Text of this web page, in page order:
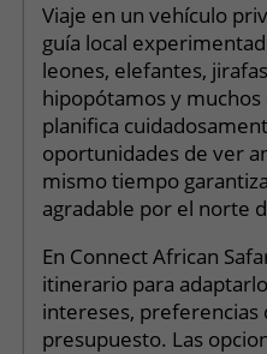
Viaje en un vehículo
guía local
leones, elefantes,
hipopótamos y muchos
planifica
oportunidades de ver
mismo tiempo
agradable por el norte
En Connect African
itinerario para
intereses, preferencias
presupuesto. Las